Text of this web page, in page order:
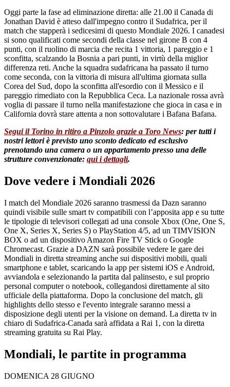
Oggi parte la fase ad eliminazione diretta: alle 21.00 il Canada di
Jonathan David è atteso dall'impegno contro il Sudafrica, per il
match che stapperà i sedicesimi di questo Mondiale 2026. I canadesi
si sono qualificati come secondi della classe nel girone B con 4
punti, con il ruolino di marcia che recita 1 vittoria, 1 pareggio e 1
sconfitta, scalzando la Bosnia a pari punti, in virtù della miglior
differenza reti. Anche la squadra sudafricana ha passato il turno
come seconda, con la vittoria di misura all'ultima giornata sulla
Corea del Sud, dopo la sconfitta all'esordio con il Messico e il
pareggio rimediato con la Repubblica Ceca. La nazionale rossa avrà
voglia di passare il turno nella manifestazione che gioca in casa e in
California dovrà stare attenta a non sottovalutare i Bafana Bafana.
Segui il Torino in ritiro a Pinzolo grazie a Toro News: per tutti i
nostri lettori è previsto uno sconto dedicato ed esclusivo
prenotando una camera o un appartamento presso una delle
strutture convenzionate: qui i dettagli.
Dove vedere i Mondiali 2026
I match del Mondiale 2026 saranno trasmessi da Dazn saranno
quindi visibile sulle smart tv compatibili con l’apposita app e su tutte
le tipologie di televisori collegati ad una console Xbox (One, One S,
One X, Series X, Series S) o PlayStation 4/5, ad un TIMVISION
BOX o ad un dispositivo Amazon Fire TV Stick o Google
Chromecast. Grazie a DAZN sarà possibile vedere le gare dei
Mondiali in diretta streaming anche sui dispositivi mobili, quali
smartphone e tablet, scaricando la app per sistemi iOS e Android,
avviandola e selezionando la partita dal palinsesto, e sul proprio
personal computer o notebook, collegandosi direttamente al sito
ufficiale della piattaforma. Dopo la conclusione del match, gli
highlights dello stesso e l'evento integrale saranno messi a
disposizione degli utenti per la visione on demand. La diretta tv in
chiaro di Sudafrica-Canada sarà affidata a Rai 1, con la diretta
streaming gratuita su Rai Play.
Mondiali, le partite in programma
DOMENICA 28 GIUGNO